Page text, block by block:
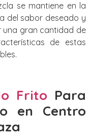
se mantiene en la
del sabor deseado y
una gran cantidad de
de estas
Frito Para
en Centro